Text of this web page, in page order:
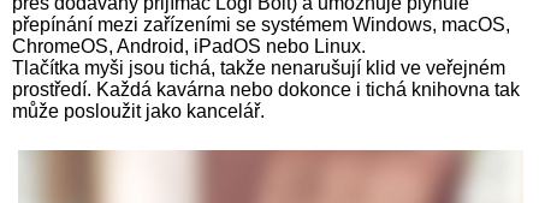
přepínání mezi zařízeními se systémem Windows, macOS,
ChromeOS, Android, iPadOS nebo Linux.
Tlačítka myši jsou tichá, takže nenarušují klid ve veřejném
prostředí. Každá kavárna nebo dokonce i tichá knihovna tak
může posloužit jako kancelář.